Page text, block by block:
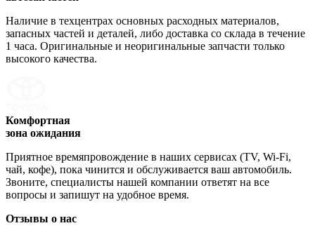
Наличие в техцентрах основных расходных материалов,
запасных частей и деталей, либо доставка со склада в течение
1 часа. Оригинальные и неоригинальные запчасти только
высокого качества.
Комфортная
зона ожидания
Приятное времяпровождение в наших сервисах (TV, Wi-Fi,
чай, кофе), пока чинится и обслуживается ваш автомобиль.
Звоните, специалисты нашей компании ответят на все
вопросы и запишут на удобное время.
Отзывы о нас